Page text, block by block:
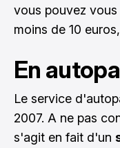
vous pouvez
moins de 10
En
Le service
2007. A ne pas
s'agit en fait d'un